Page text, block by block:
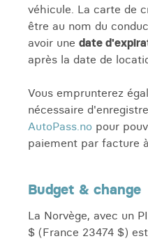
véhicule. La carte de
être au nom du
avoir une date
après la date de
Vous emprunterez
nécessaire
AutoPass.no pour
paiement par facture
Budget & change
La Norvège, avec un
$ (France 23474 $)